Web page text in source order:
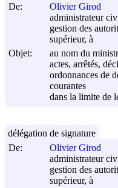
De:
Olivier Girod
administrateur
gestion des
supérieur, à
Objet:
au nom du
actes, arrêtés,
ordonnances de
courantes
dans la limite de
De:
Olivier Girod
administrateur
gestion des
supérieur, à
délégation de signature